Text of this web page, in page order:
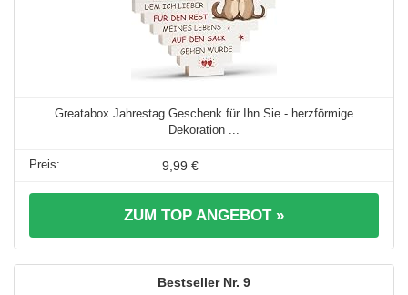
Greatabox Jahrestag Geschenk für Ihn Sie - herzförmige
Dekoration ...
9,99 €
ZUM TOP ANGEBOT »
9